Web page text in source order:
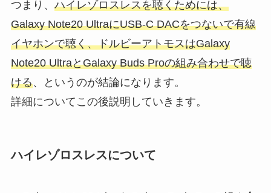
つまり、 ハイレゾロスレスを聴くためには、
Galaxy Note20 UltraにUSB-C DACをつないで有線
イヤホンで聴く、ドルビーアトモスはGalaxy
Note20 UltraとGalaxy Buds Proの組み合わせで聴
ける、というのが結論になります。
詳細についてこの後説明していきます。
ハイレゾロスレスについて